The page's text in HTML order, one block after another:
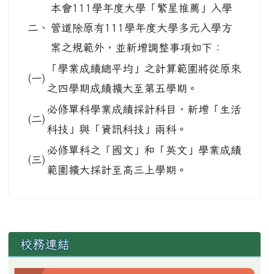
二、
本會111學年度大學「繁星推薦」入學
管道除原有111學年度大學多元入學方
案之規範外，並新增調整事項如下：
(一)
「學業成績總平均」之計算範圍將從原來
之四學期成績擴大至第五學期。
(二)
必修單科學業成績採計科目，新增「生活
科技」與「資訊科技」兩科。
(三)
必修單科之「國文」和「英文」學業成績
範圍擴大採計至高三上學期。
左邊區域內容
校務連結